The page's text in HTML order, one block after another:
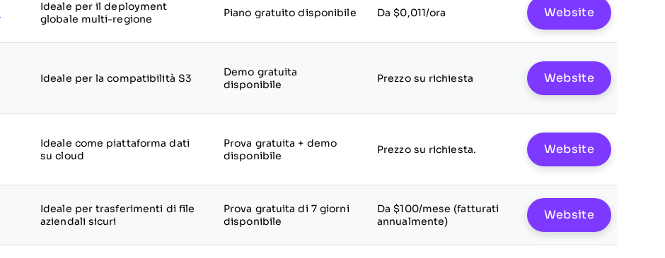
Ideale per il deployment
globale multi-regione
Piano gratuito disponibile Da $0,011/ora Website
Ideale per la compatibilità S3
Demo gratuita
disponibile
Prezzo su richiesta Website
Ideale come piattaforma dati
su cloud
Prova gratuita + demo
disponibile
Prezzo su richiesta. Website
Ideale per trasferimenti di file
aziendali sicuri
Prova gratuita di 7 giorni
disponibile
Da $100/mese (fatturati
annualmente)
Website